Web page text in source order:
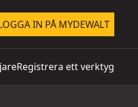
IN PÅ MYDEWALT
Registrera ett verktyg